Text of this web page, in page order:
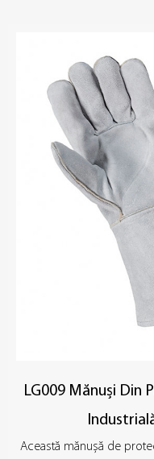
LG009 Mănuși Din
Această mănușă de